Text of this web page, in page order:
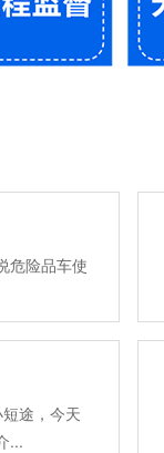
危险品车使
途，今天
...